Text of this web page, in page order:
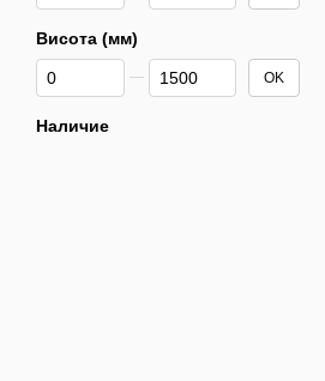
Висота (мм)
От Висота (мм)
До Висота (мм) OK
Наличие